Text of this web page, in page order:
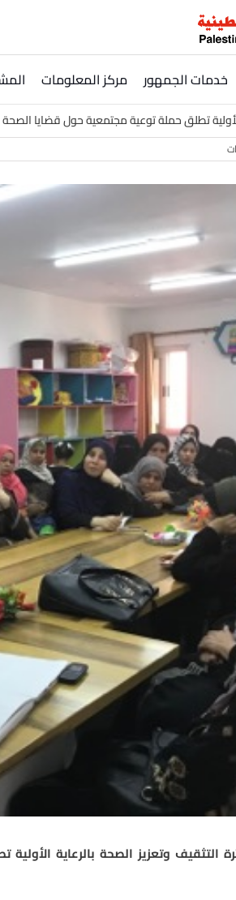
خدمات الجمهور مركز المعلومات
تطلق حملة توعية مجتمعية حول قضايا الصحة
التثقيف وتعزيز الصحة بالرعاية